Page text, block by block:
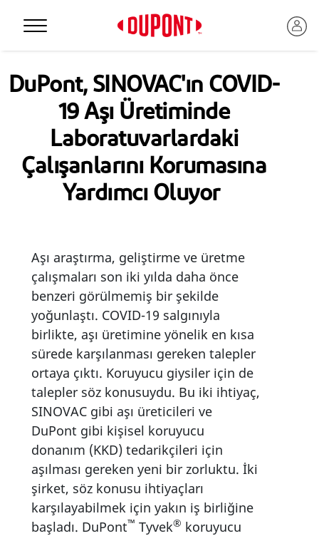
DuPont, SINOVAC'ın COVID-
19 Aşı Üretiminde
Laboratuvarlardaki
Çalışanlarını Korumasına
Yardımcı Oluyor
Aşı araştırma, geliştirme ve üretme
çalışmaları son iki yılda daha önce
benzeri görülmemiş bir şekilde
yoğunlaştı. COVID-19 salgınıyla
birlikte, aşı üretimine yönelik en kısa
sürede karşılanması gereken talepler
ortaya çıktı. Koruyucu giysiler için de
talepler söz konusuydu. Bu iki ihtiyaç,
SINOVAC gibi aşı üreticileri ve
DuPont gibi kişisel koruyucu
donanım (KKD) tedarikçileri için
aşılması gereken yeni bir zorluktu. İki
şirket, söz konusu ihtiyaçları
karşılayabilmek için yakın iş birliğine
başladı. DuPont™ Tyvek® koruyucu